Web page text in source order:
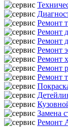
Ремонт
Ремонт
Ремонт
Ремонт
Ремонт
Ремонт
Ремонт
Замена
Ремонт